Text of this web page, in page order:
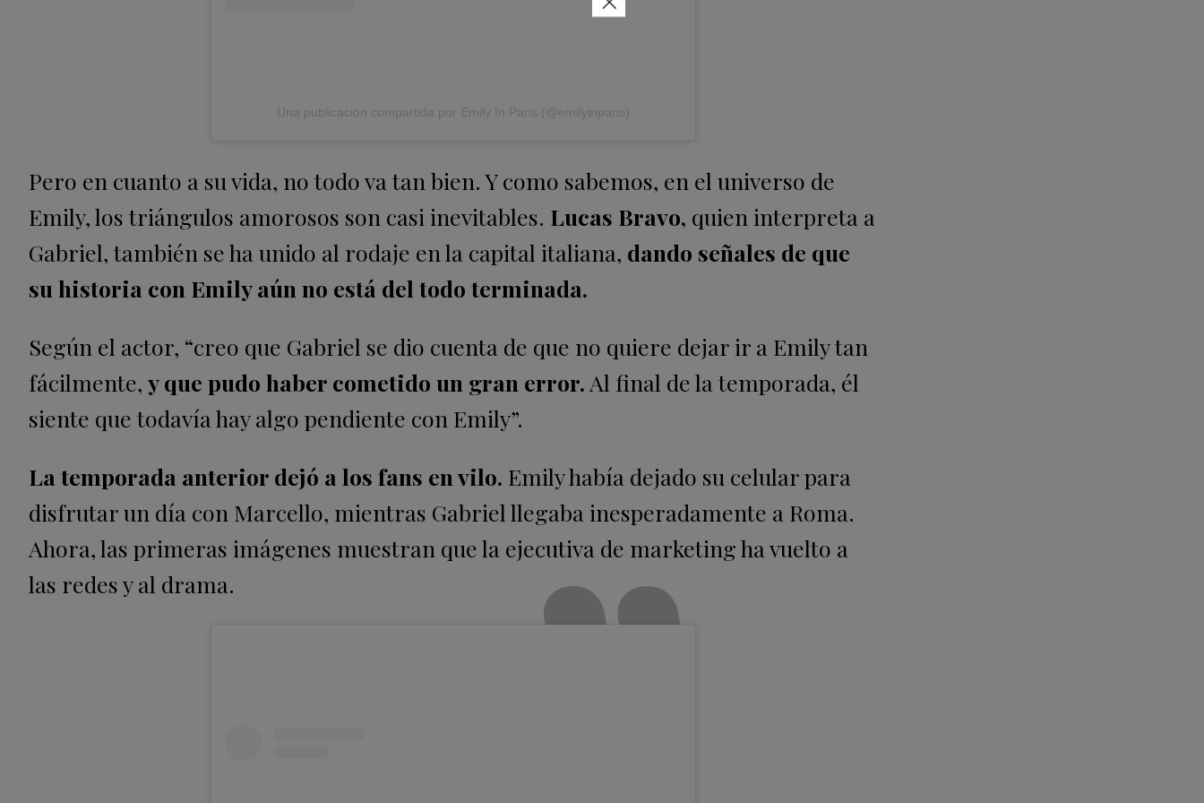
Una publicación compartida por Emily In Paris (@emilyinparis)
Pero en cuanto a su vida, no todo va tan bien. Y como sabemos, en el universo de
Emily, los triángulos amorosos son casi inevitables. Lucas Bravo, quien interpreta a
Gabriel, también se ha unido al rodaje en la capital italiana, dando señales de que
su historia con Emily aún no está del todo terminada.
Según el actor, “creo que Gabriel se dio cuenta de que no quiere dejar ir a Emily tan
fácilmente, y que pudo haber cometido un gran error. Al final de la temporada, él
siente que todavía hay algo pendiente con Emily”.
La temporada anterior dejó a los fans en vilo. Emily había dejado su celular para
disfrutar un día con Marcello, mientras Gabriel llegaba inesperadamente a Roma.
Ahora, las primeras imágenes muestran que la ejecutiva de marketing ha vuelto a
las redes y al drama.